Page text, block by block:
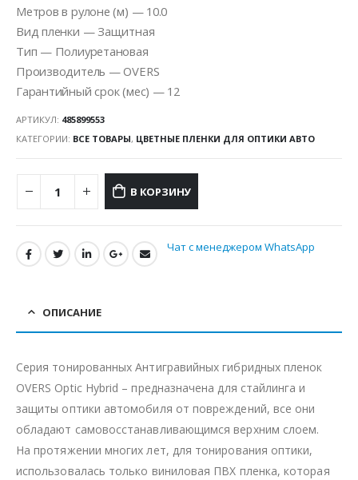
Метров в рулоне (м) — 10.0
Вид пленки — Защитная
Тип — Полиуретановая
Производитель — OVERS
Гарантийный срок (мес) — 12
АРТИКУЛ: 485899553
КАТЕГОРИИ: ВСЕ ТОВАРЫ, ЦВЕТНЫЕ ПЛЕНКИ ДЛЯ ОПТИКИ АВТО
В КОРЗИНУ
Чат с менеджером WhatsApp
ОПИСАНИЕ
Серия тонированных Антигравийных гибридных пленок
OVERS Optic Hybrid – предназначена для стайлинга и
защиты оптики автомобиля от повреждений, все они
обладают самовосстанавливающимся верхним слоем.
На протяжении многих лет, для тонирования оптики,
использовалась только виниловая ПВХ пленка, которая